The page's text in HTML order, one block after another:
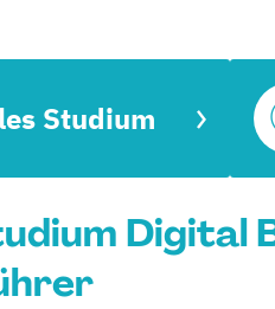
Studium
Digital